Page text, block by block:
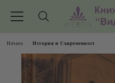
Начало История и Съвременност